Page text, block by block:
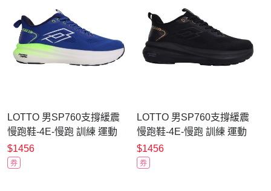
LOTTO 男SP760支撐緩震
慢跑鞋-4E-慢跑 訓練 運動
戶外 反光 超寬楦
LT6AMR6466 藍白螢光綠
$1456
券
LOTTO 男SP760支撐緩震
慢跑鞋-4E-慢跑 訓練 運動
戶外 反光 超寬楦
LT6AMR6460 黑金
$1456
券